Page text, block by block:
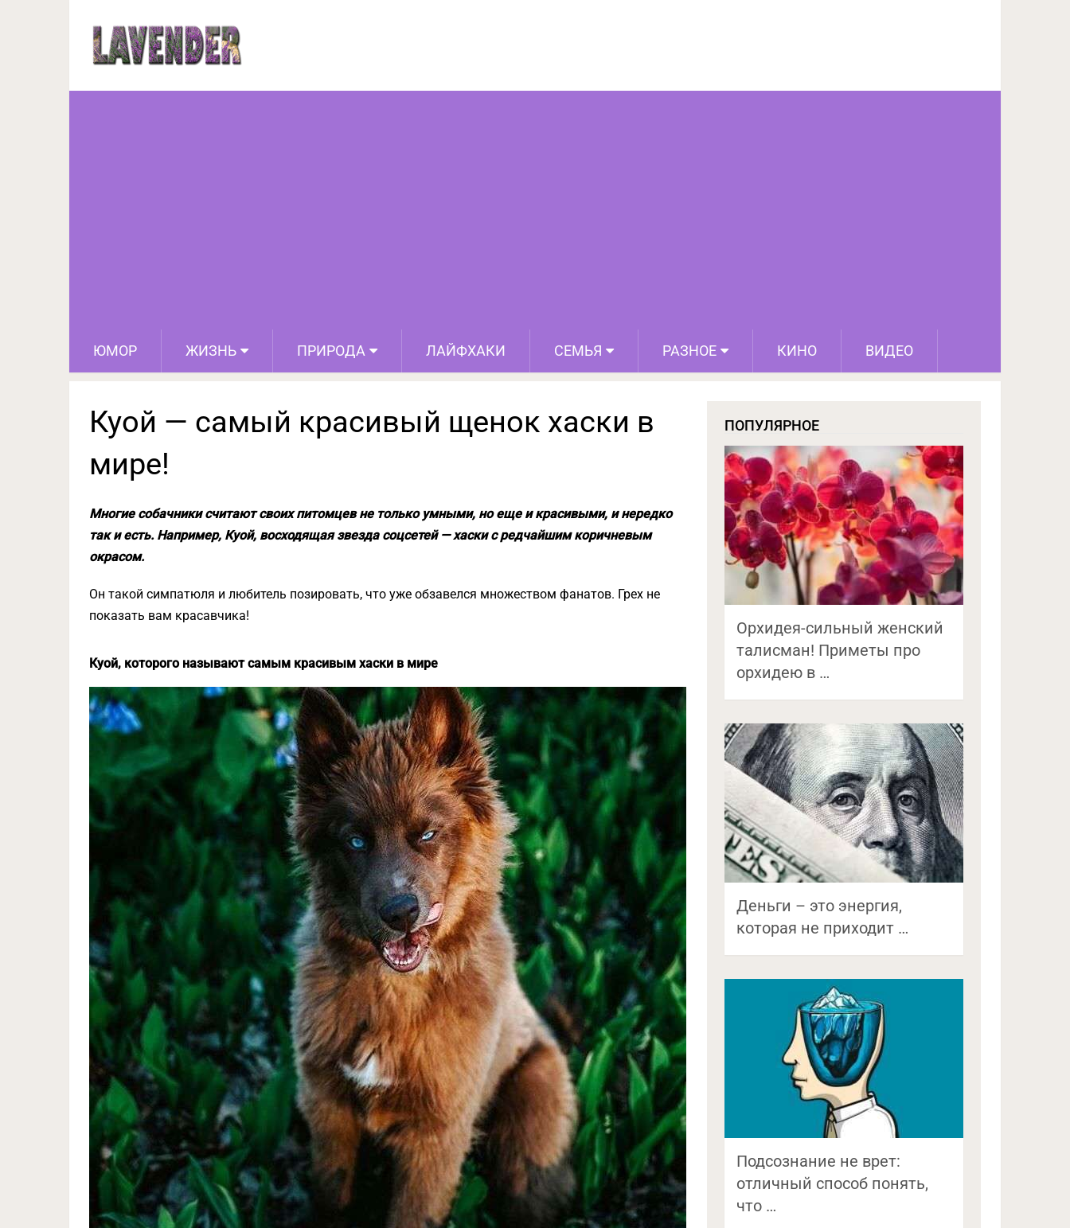
ЮМОР ЖИЗНЬ ПРИРОДА ЛАЙФХАКИ СЕМЬЯ РАЗНОЕ КИНО ВИДЕО
Куой — самый красивый щенок хаски в
мире!
Многие собачники считают своих питомцев не только умными, но еще и красивыми, и нередко
так и есть. Например, Куой, восходящая звезда соцсетей — хаски с редчайшим коричневым
окрасом.
Он такой симпатюля и любитель позировать, что уже обзавелся множеством фанатов. Грех не
показать вам красавчика!
Куой, которого называют самым красивым хаски в мире
ПОПУЛЯРНОЕ
Орхидея-сильный женский
талисман! Приметы про
орхидею в …
Деньги – это энергия,
которая не приходит …
Подсознание не врет:
отличный способ понять,
что …